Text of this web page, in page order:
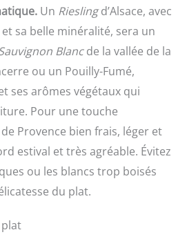
Un Rieslingd’Alsace, avec
sa belle minéralité, sera un
Blancde la vallée de la
ou un Pouilly-Fumé,
ses arômes végétaux qui
Pour une touche
Provence bien frais, léger et
estival et très agréable. Évitez
ou les blancs trop boisés
du plat.